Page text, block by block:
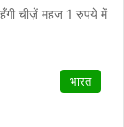
चीज़ें महज़ 1 रुपये में
भारत